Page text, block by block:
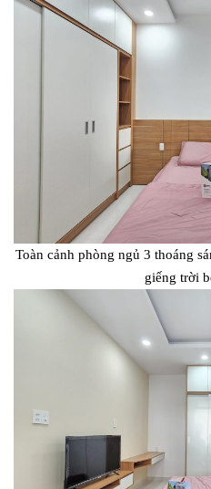
Toàn cảnh phòng ngủ 3 thoáng
giếng trời